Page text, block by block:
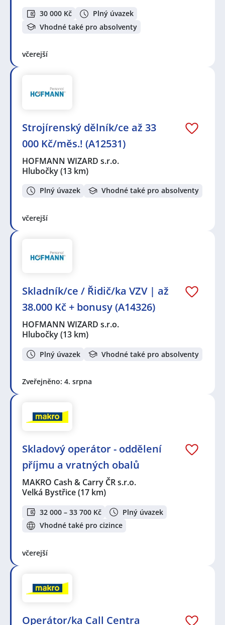
30 000 Kč
Plný úvazek
Vhodné také pro absolventy
včerejší
Strojírenský dělník/ce až 33
000 Kč/měs.! (A12531)
HOFMANN WIZARD s.r.o.
Hlubočky(13 km)
Plný úvazek Vhodné také pro absolventy
včerejší
Skladník/ce / Řidič/ka VZV | až
38.000 Kč + bonusy (A14326)
HOFMANN WIZARD s.r.o.
Hlubočky(13 km)
Plný úvazek Vhodné také pro absolventy
Zveřejněno: 4. srpna
Skladový operátor - oddělení
příjmu a vratných obalů
MAKRO Cash & Carry ČR s.r.o.
Velká Bystřice(17 km)
32 000 – 33 700 Kč
Plný úvazek
Vhodné také pro cizince
včerejší
Operátor/ka Call Centra